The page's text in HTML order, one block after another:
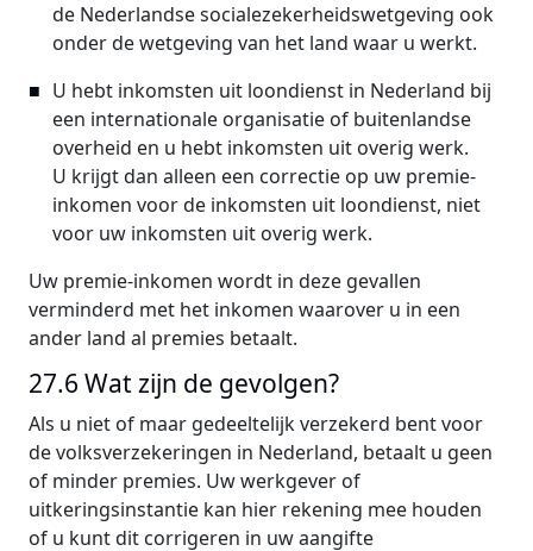
de Nederlandse socialezekerheidswetgeving ook
onder de wetgeving van het land waar u werkt.
U hebt inkomsten uit loondienst in Nederland bij
een internationale organisatie of buitenlandse
overheid en u hebt inkomsten uit overig werk.
U krijgt dan alleen een correctie op uw premie-
inkomen voor de inkomsten uit loondienst, niet
voor uw inkomsten uit overig werk.
Uw premie-inkomen wordt in deze gevallen
verminderd met het inkomen waarover u in een
ander land al premies betaalt.
27.6 Wat zijn de gevolgen?
Als u niet of maar gedeeltelijk verzekerd bent voor
de volksverzekeringen in Nederland, betaalt u geen
of minder premies. Uw werkgever of
uitkeringsinstantie kan hier rekening mee houden
of u kunt dit corrigeren in uw aangifte